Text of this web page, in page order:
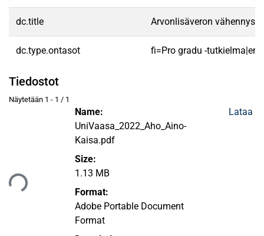
dc.title Arvonlisäveron
dc.type.ontasot fi=Pro gradu -
Tiedostot
Näytetään 1 - 1 / 1
Name:
UniVaasa_2022_Aho_Aino-
Kaisa.pdf
Size:
1.13 MB
Format:
Adobe Portable Document
Format
Lataa